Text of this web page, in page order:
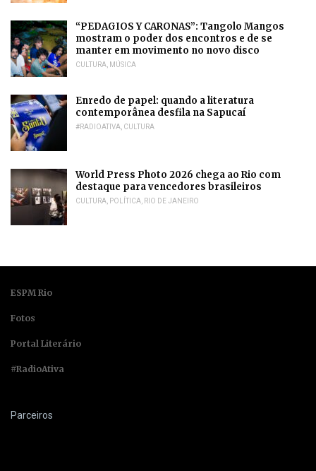
“PEDAGIOS Y CARONAS”: Tangolo Mangos
mostram o poder dos encontros e de se
manter em movimento no novo disco
CULTURA, MÚSICA
Enredo de papel: quando a literatura
contemporânea desfila na Sapucaí
#RADIOATIVA, CULTURA
World Press Photo 2026 chega ao Rio com
destaque para vencedores brasileiros
CULTURA, POLÍTICA, RIO DE JANEIRO
ESPM Rio
Fotos
Portal Literário
#RadioAtiva
Parceiros